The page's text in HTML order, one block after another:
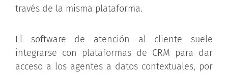
través de la misma plataforma.
El software de atención al cliente suele
integrarse con plataformas de CRM para dar
acceso a los agentes a datos contextuales, por